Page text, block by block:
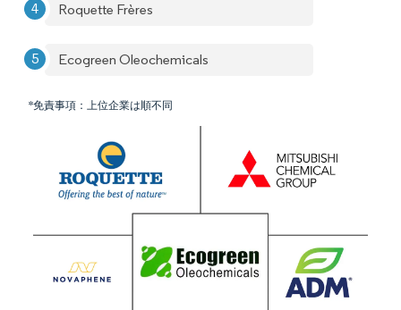
Roquette Frères
Ecogreen Oleochemicals
*免責事項：上位企業は順不同